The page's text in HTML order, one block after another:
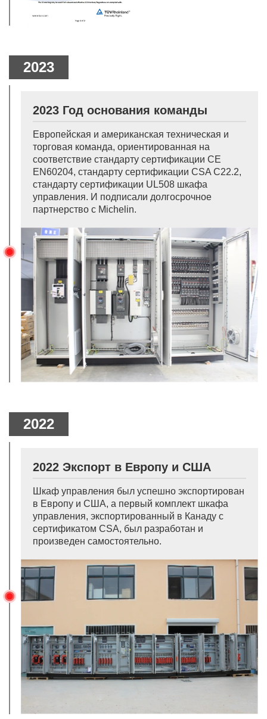
2023
2023 Год основания команды
Европейская и американская техническая и
торговая команда, ориентированная на
соответствие стандарту сертификации CE
EN60204, стандарту сертификации CSA C22.2,
стандарту сертификации UL508 шкафа
управления. И подписали долгосрочное
партнерство с Michelin.
2022
2022 Экспорт в Европу и США
Шкаф управления был успешно экспортирован
в Европу и США, а первый комплект шкафа
управления, экспортированный в Канаду с
сертификатом CSA, был разработан и
произведен самостоятельно.